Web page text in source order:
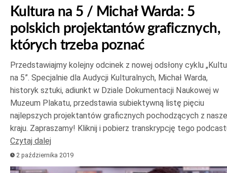
Kultura na 5 / Michał Warda: 5
polskich projektantów graficznych,
których trzeba poznać
Przedstawiajmy kolejny odcinek z nowej odsłony cyklu
na 5”. Specjalnie dla Audycji Kulturalnych, Michał Warda,
historyk sztuki, adiunkt w Dziale Dokumentacji Naukowej w
Muzeum Plakatu, przedstawia subiektywną listę pięciu
najlepszych projektantów graficznych pochodzących z
kraju. Zapraszamy! Kliknij i pobierz transkrypcję tego
Czytaj dalej
2 października 2019